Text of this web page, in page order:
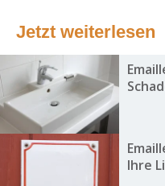
Jetzt weiterlesen
Ihre